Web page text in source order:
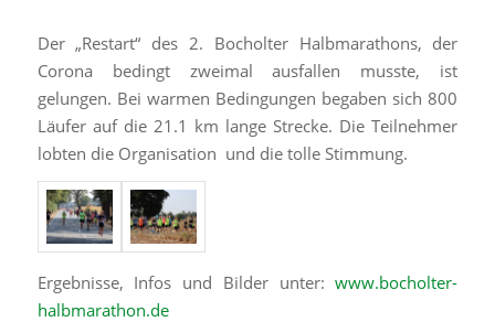
Der „Restart“ des 2. Bocholter Halbmarathons, der
Corona bedingt zweimal ausfallen musste, ist
gelungen. Bei warmen Bedingungen begaben sich 800
Läufer auf die 21.1 km lange Strecke. Die Teilnehmer
lobten die Organisation und die tolle Stimmung.
Ergebnisse, Infos und Bilder unter:www.bocholter-
halbmarathon.de